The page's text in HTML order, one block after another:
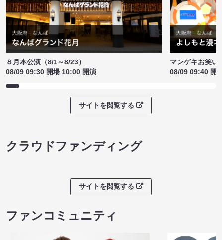
８月本公演（8/1～8/23）
08/09 09:30 開場 10:00 開演
マンゲキお笑い
08/09 09:40 開
サイトを閲覧する
クラウドファンディング
サイトを閲覧する
ファンコミュニティ